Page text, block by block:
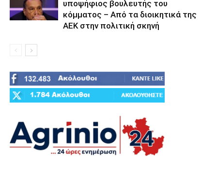
υποψήφιος βουλευτής του
κόμματος – Από τα διοικητικά της
ΑΕΚ στην πολιτική σκηνή